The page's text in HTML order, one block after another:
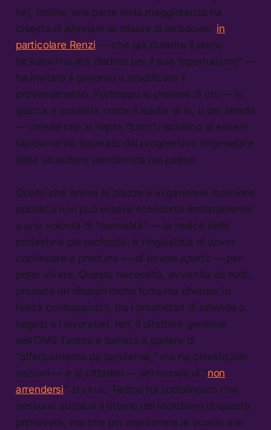
Ieri, inoltre, una parte della maggioranza ha
chiesto di alleviare le misure di lockdown: in
particolare Renzi — che già durante il primo
lockdown si era distinto per il suo “aperturismo” —
ha invitato il governo a modificare il
provvedimento. Purtroppo le pretese di chi — in
giacca e cravatta come il leader di Iv, o per strada
— chiede che si riapra “tutto” rischiano di essere
rapidamente superate dal progressivo degenerare
della situazione pandemica nel paese.
Quello che anima le piazze e in generale l’opinione
pubblica non può essere ricondotto limitatamente
a una volontà di “normalità” — la radice delle
proteste è piú profonda: è l’ingiustizia di dover
continuare a produrre — di tenere aperto — per
poter vivere. Questa necessità, avvertita da tutti,
produce un disagio molto forte ma diverso, in
realtà contrapposto, tra i proprietari di aziende o
negozi e i lavoratori. Ieri, il direttore generale
dell’OMS Tedros è tornato a parlare di
“affaticamento da pandemia,” ma ha chiesto alle
nazioni — e ai cittadini — del mondo di “non
arrendersi” al virus. Tedros ha sottolineato che
nessuno auspica il ritorno dei lockdown di questa
primavera, ma che per mantenere le scuole e le